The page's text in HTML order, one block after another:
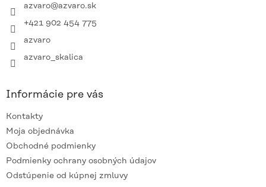
azvaro@azvaro.sk
+421 902 454 775
azvaro
azvaro_skalica
Informácie pre vás
Kontakty
Moja objednávka
Obchodné podmienky
Podmienky ochrany osobných údajov
Odstúpenie od kúpnej zmluvy